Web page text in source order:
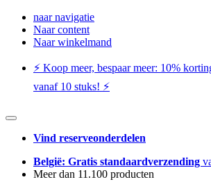
naar navigatie
Naar content
Naar winkelmand
⚡️ Koop meer, bespaar meer: ​​10%
vanaf 10 stuks! ⚡️
Vind reserveonderdelen
België: Gratis standaardverzending
Meer dan 11.100 producten